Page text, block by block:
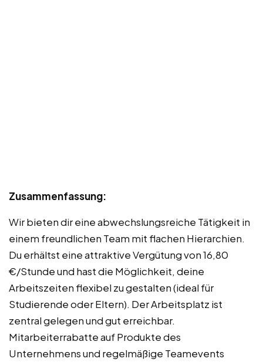
Zusammenfassung:
Wir bieten dir eine abwechslungsreiche Tätigkeit in
einem freundlichen Team mit flachen Hierarchien.
Du erhältst eine attraktive Vergütung von 16,80
€/Stunde und hast die Möglichkeit, deine
Arbeitszeiten flexibel zu gestalten (ideal für
Studierende oder Eltern). Der Arbeitsplatz ist
zentral gelegen und gut erreichbar.
Mitarbeiterrabatte auf Produkte des
Unternehmens und regelmäßige Teamevents